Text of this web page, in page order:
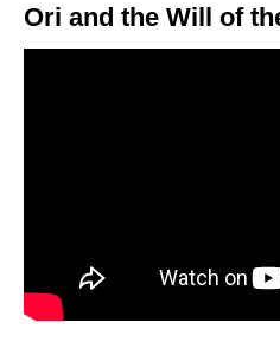
Ori and the Will of